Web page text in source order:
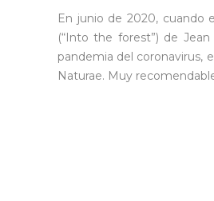
En junio de 2020, cuando
(“Into the forest”) de
pandemia del coronavirus,
Naturae. Muy